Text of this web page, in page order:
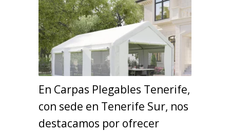
En Carpas Plegables Tenerife,
con sede en Tenerife Sur, nos
destacamos por ofrecer